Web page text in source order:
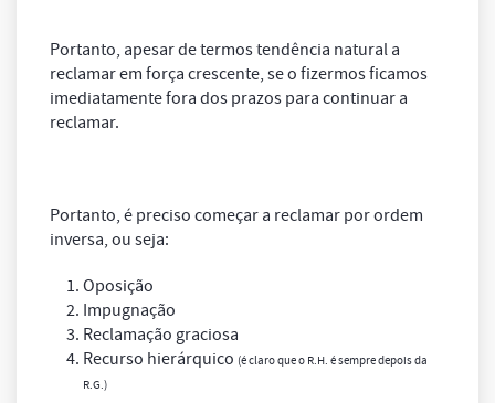
Portanto, apesar de termos tendência natural a
reclamar em força crescente, se o fizermos ficamos
imediatamente fora dos prazos para continuar a
reclamar.
Portanto, é preciso começar a reclamar por ordem
inversa, ou seja:
Oposição
Impugnação
Reclamação graciosa
Recurso hierárquico (é claro que o R.H. é sempre depois da
R.G.)